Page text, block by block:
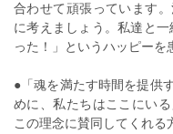
合わせて頑張っています
に考えましょう。私達と
った！」というハッピーを
●「魂を満たす時間を提供
めに、私たちはここにい
この理念に賛同してくれる